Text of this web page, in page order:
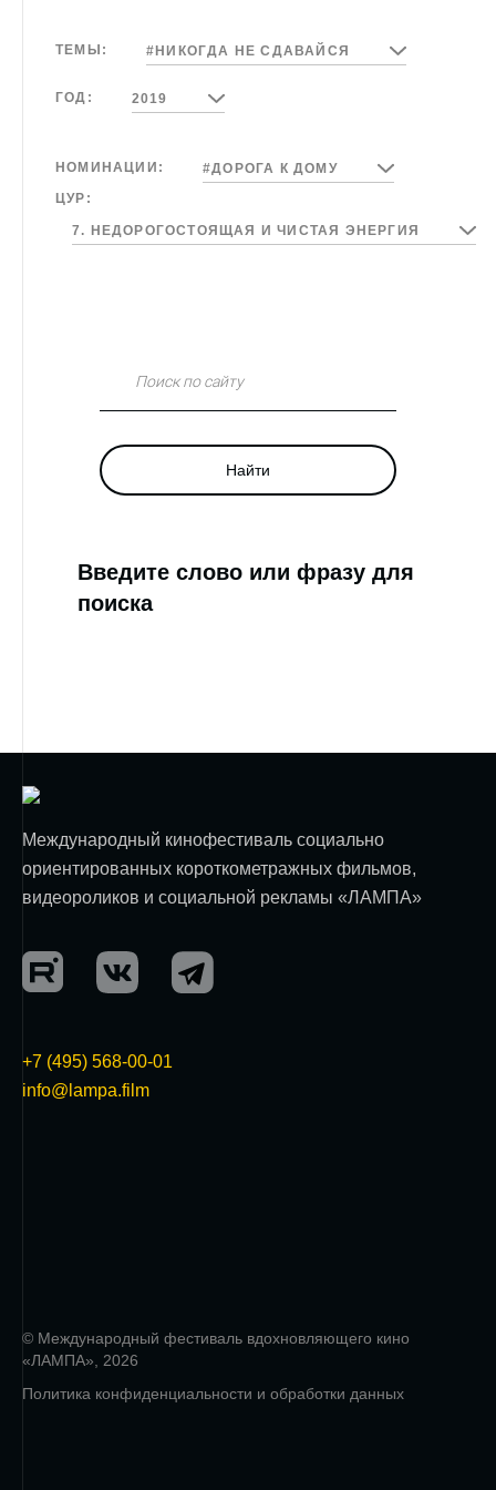
ТЕМЫ: #НИКОГДА НЕ СДАВАЙСЯ
ГОД: 2019
НОМИНАЦИИ:
#ДОРОГА К ДОМУ
ЦУР:
7. НЕДОРОГОСТОЯЩАЯ И ЧИСТАЯ ЭНЕРГИЯ
Поиск по сайту
Найти
Введите слово или фразу для
поиска
Международный кинофестиваль социально
ориентированных короткометражных фильмов,
видеороликов и социальной рекламы «ЛАМПА»
+7 (495) 568-00-01
info@lampa.film
© Международный фестиваль вдохновляющего кино
«ЛАМПА», 2026
Политика конфиденциальности и обработки данных